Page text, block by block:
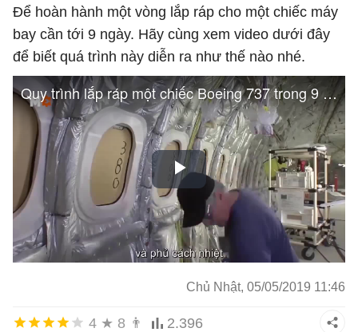
Để hoàn hành một vòng lắp ráp cho một chiếc máy
bay cần tới 9 ngày. Hãy cùng xem video dưới đây
để biết quá trình này diễn ra như thế nào nhé.
Chủ Nhật, 05/05/2019 11:46
4 ★ 8 👨 2.396